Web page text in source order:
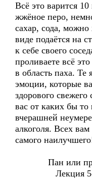
Всё это варится
жжёное перо,
сахар, сода, можно
виде подаётся на
к себе своего
проливаете всё
в область паха. Те
эмоции, которые
здорового
вас от каких бы
вчерашней
алкоголя. Всех вам
самого
Пан или
Лекция 5-